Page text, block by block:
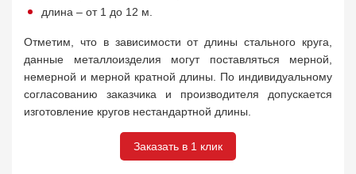
длина – от 1 до 12 м.
Отметим, что в зависимости от длины стального круга,
данные металлоизделия могут поставляться мерной,
немерной и мерной кратной длины. По индивидуальному
согласованию заказчика и производителя допускается
изготовление кругов нестандартной длины.
Заказать в 1 клик